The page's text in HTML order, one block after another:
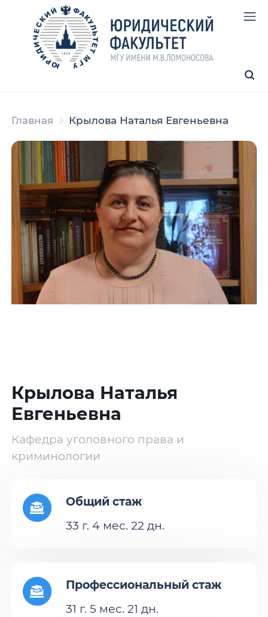
Главная Крылова Наталья Евгеньевна
Крылова Наталья
Евгеньевна
Кафедра уголовного права и
криминологии
Общий стаж
33 г. 4 мес. 22 дн.
Профессиональный стаж
31 г. 5 мес. 21 дн.